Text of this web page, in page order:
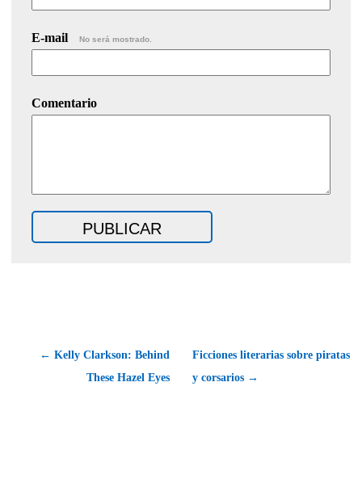
E-mail No será mostrado.
Comentario
← Kelly Clarkson: Behind
These Hazel Eyes
Ficciones literarias sobre piratas
y corsarios →